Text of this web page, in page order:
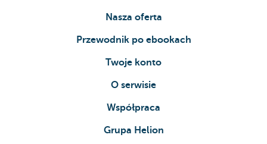
Nasza oferta
Przewodnik po ebookach
Twoje konto
O serwisie
Współpraca
Grupa Helion